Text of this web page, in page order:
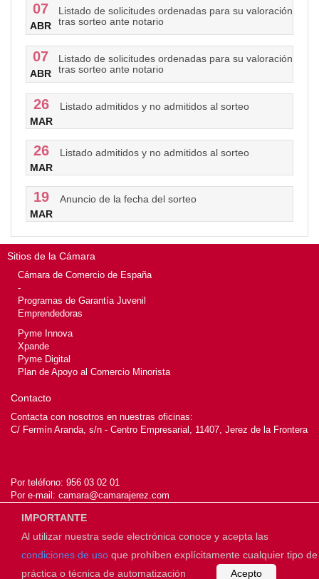
07
ABR
Listado de solicitudes ordenadas para su valoración
tras sorteo ante notario
07
ABR
Listado de solicitudes ordenadas para su valoración
tras sorteo ante notario
26
MAR
Listado admitidos y no admitidos al sorteo
26
MAR
Listado admitidos y no admitidos al sorteo
19
MAR
Anuncio de la fecha del sorteo
Sitios de la Cámara
Cámara de Comercio de España
-
Programas de Garantía Juvenil
Emprendedoras
Pyme Innova
Xpande
Pyme Digital
Plan de Apoyo al Comercio Minorista
Contacto
Contacta con nosotros en nuestras oficinas:
C/ Fermín Aranda, s/n - Centro Empresarial, 11407, Jerez de la Frontera
Por teléfono: 956 03 02 01
Por e-mail: camara@camarajerez.com
© 2026Cámara de Jerez de la Frontera
IMPORTANTE
Al utilizar nuestra sede electrónica conoce y acepta las
condiciones de uso que prohíben explícitamente cualquier tipo de
práctica o técnica de automatización
Acepto